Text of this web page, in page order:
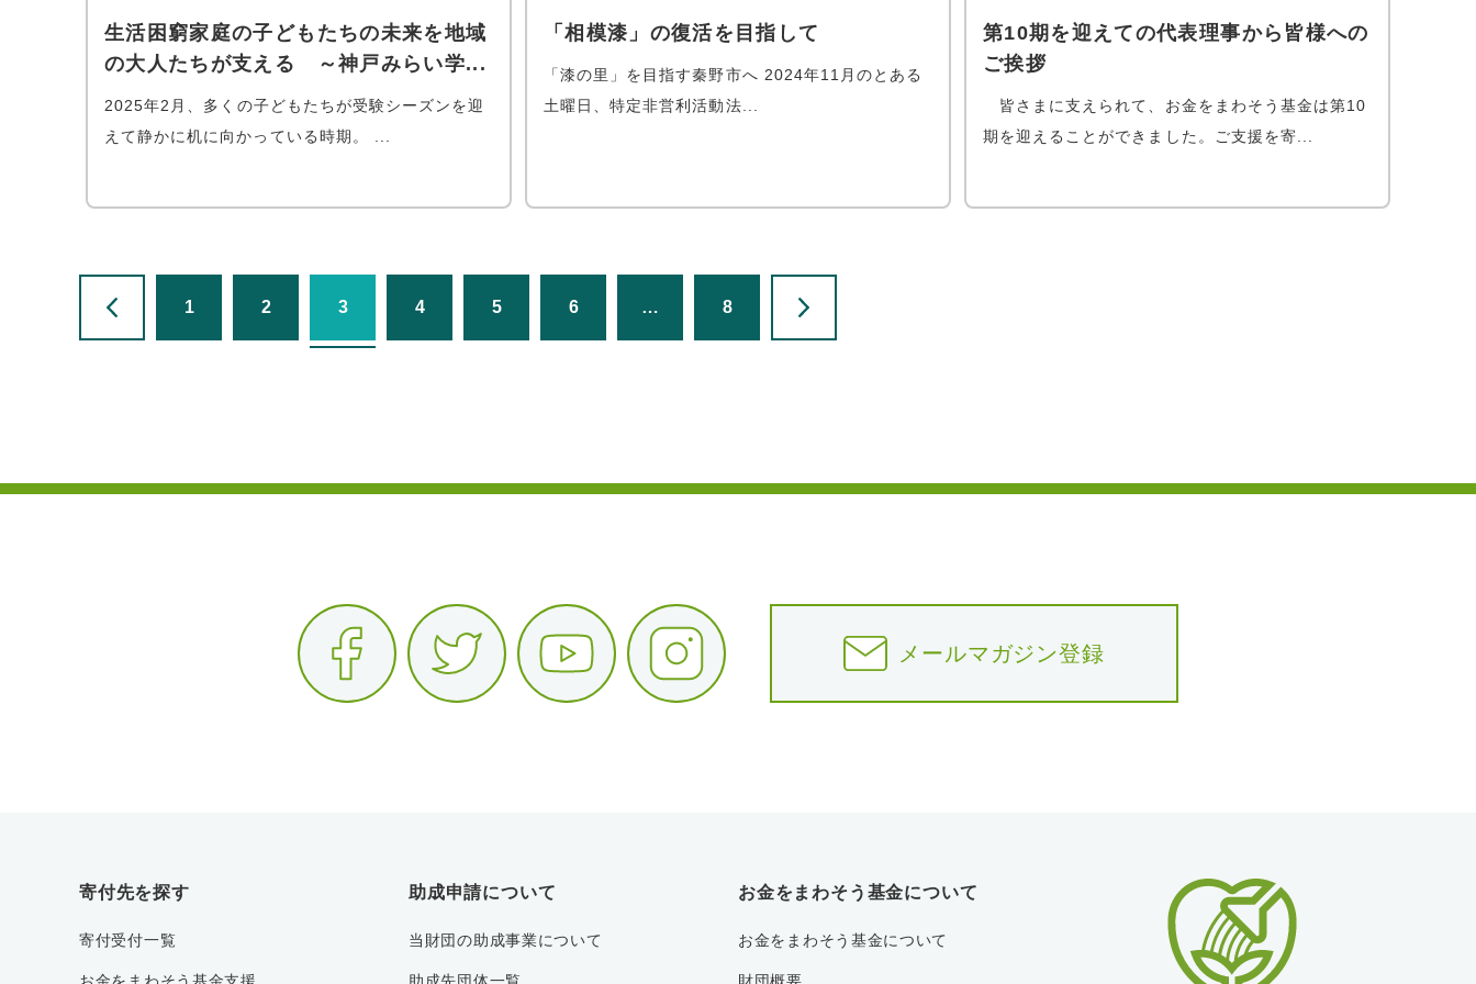
生活困窮家庭の子どもたちの未来を地域
の大人たちが支える ～神戸みらい学...
2025年2月、多くの子どもたちが受験シーズンを迎
えて静かに机に向かっている時期。 ...
「相模漆」の復活を目指して
「漆の里」を目指す秦野市へ 2024年11月のとある
土曜日、特定非営利活動法...
第10期を迎えての代表理事から皆様への
ご挨拶
皆さまに支えられて、お金をまわそう基金は第10
期を迎えることができました。ご支援を寄...
1 2 3 4 5 6 … 8
メールマガジン登録
寄付先を探す
寄付受付一覧
助成申請について
当財団の助成事業について
お金をまわそう基金について
お金をまわそう基金について